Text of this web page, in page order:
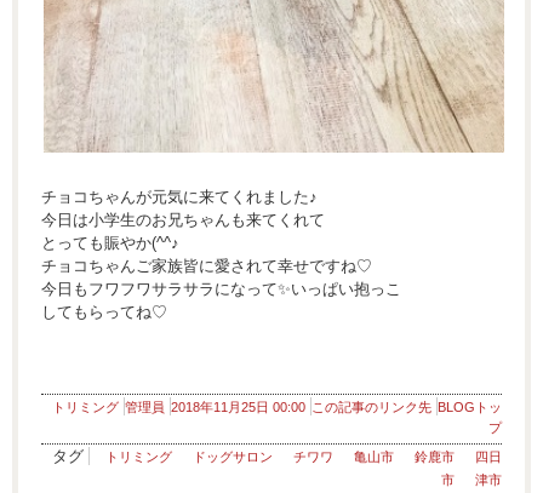
チョコちゃんが元気に来てくれました♪
今日は小学生のお兄ちゃんも来てくれて
とっても賑やか(^^♪
チョコちゃんご家族皆に愛されて幸せですね♡
今日もフワフワサラサラになって✨いっぱい抱っこ
してもらってね♡
トリミング 管理員 2018年11月25日 00:00 この記事のリンク先 BLOGトッ
プ
タグ トリミング ドッグサロン チワワ 亀山市 鈴鹿市
四日
市
津市